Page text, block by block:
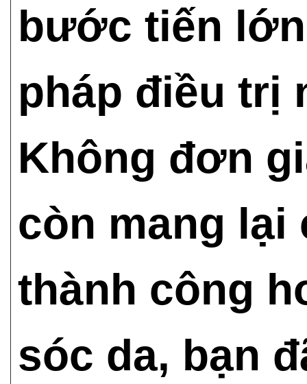
bước tiến
pháp điều trị
Không đơn
còn mang lại
thành công
sóc da, bạn